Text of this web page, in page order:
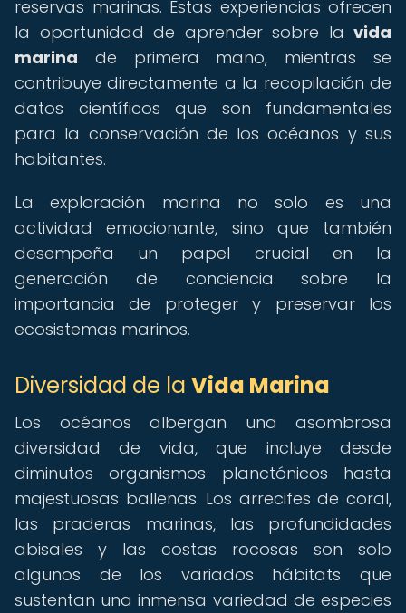
reservas marinas. Estas experiencias ofrecen
la oportunidad de aprender sobre la vida
marina de primera mano, mientras se
contribuye directamente a la recopilación de
datos científicos que son fundamentales
para la conservación de los océanos y sus
habitantes.
La exploración marina no solo es una
actividad emocionante, sino que también
desempeña un papel crucial en la
generación de conciencia sobre la
importancia de proteger y preservar los
ecosistemas marinos.
Diversidad de la Vida Marina
Los océanos albergan una asombrosa
diversidad de vida, que incluye desde
diminutos organismos planctónicos hasta
majestuosas ballenas. Los arrecifes de coral,
las praderas marinas, las profundidades
abisales y las costas rocosas son solo
algunos de los variados hábitats que
sustentan una inmensa variedad de especies